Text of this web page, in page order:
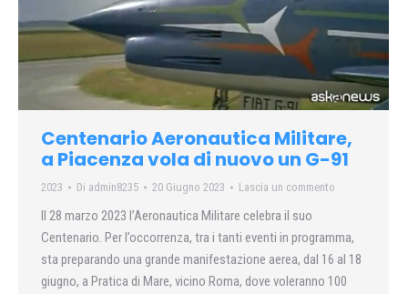
Centenario Aeronautica Militare,
a Piacenza vola di nuovo un G-91
2023 Di admin8235 20 Giugno 2023 Lascia un commento
Il 28 marzo 2023 l’Aeronautica Militare celebra il suo
Centenario. Per l’occorrenza, tra i tanti eventi in programma,
sta preparando una grande manifestazione aerea, dal 16 al 18
giugno, a Pratica di Mare, vicino Roma, dove voleranno 100